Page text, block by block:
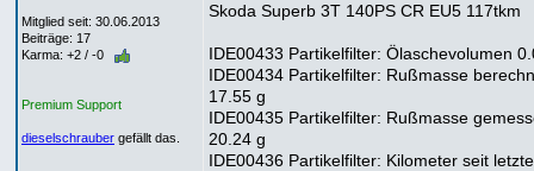
Mitglied seit: 30.06.2013
Beiträge: 17
Karma: +2 / -0
Premium Support
dieselschrauber gefällt das.
Skoda Superb 3T 140PS CR EU5 117tkm
IDE00433 Partikelfilter: Ölaschevolumen
IDE00434 Partikelfilter: Rußmasse
17.55 g
IDE00435 Partikelfilter: Rußmasse
20.24 g
IDE00436 Partikelfilter: Kilometer seit